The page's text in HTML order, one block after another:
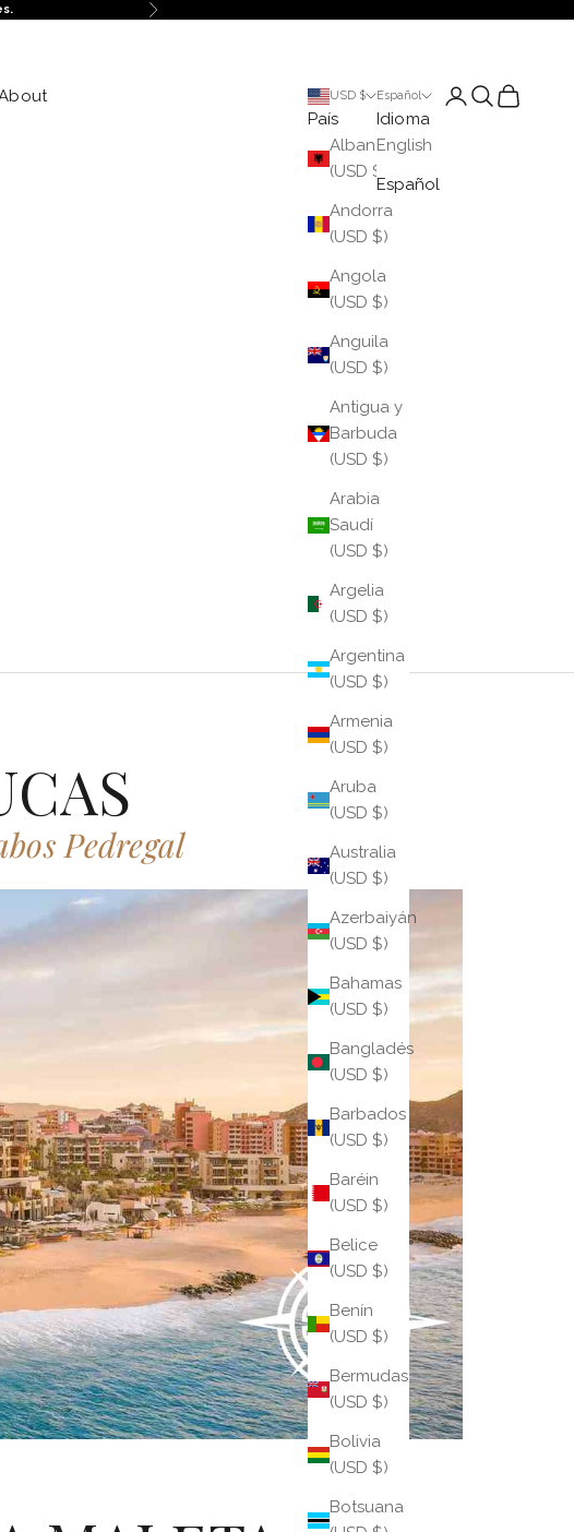
Siguiente
USD $
País
Albania
(USD $)
Andorra
(USD $)
Angola
(USD $)
Anguila
(USD $)
Antigua y
Barbuda
(USD $)
Arabia
Saudí
(USD $)
Argelia
(USD $)
Argentina
(USD $)
Armenia
(USD $)
Aruba
(USD $)
Australia
(USD $)
Azerbaiyán
(USD $)
Bahamas
(USD $)
Bangladés
(USD $)
Barbados
(USD $)
Baréin
(USD $)
Belice
(USD $)
Benín
(USD $)
Bermudas
(USD $)
Bolivia
(USD $)
Botsuana
Español
Idioma
English
Español
Iniciar sesión
Buscar
Cesta
Pedregal